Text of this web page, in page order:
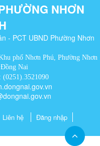
NHƠN
- PCT UBND Phường Nhơn
phố Nhơn Phú, Phường Nhơn
Nai
(0251).3521090
Liên hệ Đăng nhập